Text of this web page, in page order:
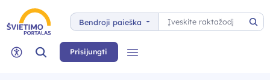
Bendroji paieška
Paieška
Neįgaliųjų rėžimas
Paieška Prisijungti